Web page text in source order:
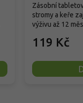
119 Kč
Zásobní
stromy a keře
výživu až 12